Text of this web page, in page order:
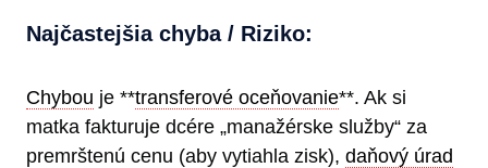
Najčastejšia chyba / Riziko:
Chybou je **transferové oceňovanie**. Ak si
matka fakturuje dcére „manažérske služby“ za
premrštenú cenu (aby vytiahla zisk), daňový úrad